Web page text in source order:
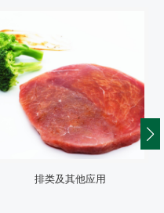
排类及其他应用